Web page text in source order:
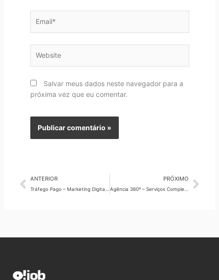
Salvar meus dados neste navegador para a
próxima vez que eu comentar.
Anterior
ANTERIOR PRÓXIMO